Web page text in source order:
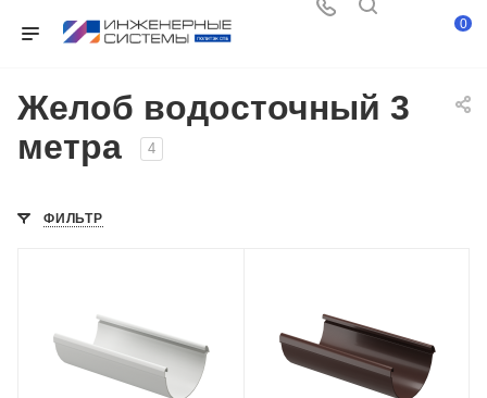
0
Желоб водосточный 3
метра
4
ФИЛЬТР